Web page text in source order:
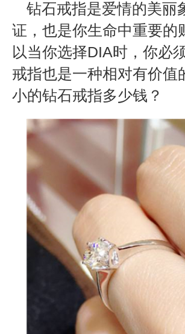
钻石戒指是爱情的美丽
证，也是你生命中重要的
以当你选择DIA时，你必
戒指也是一种相对有价值
小的钻石戒指多少钱？